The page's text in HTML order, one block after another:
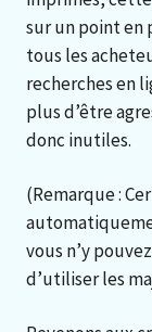
sur un point en
tous les
recherches en
plus d’être
donc inutiles.
(Remarque :
vous n’y
d’utiliser les